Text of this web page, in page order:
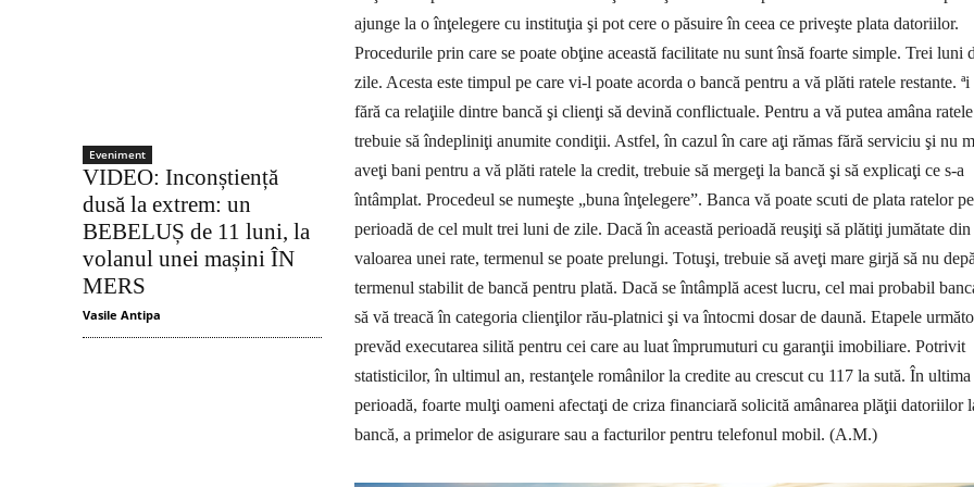
Eveniment
VIDEO: Inconștiență
dusă la extrem: un
BEBELUȘ de 11 luni, la
volanul unei mașini ÎN
MERS
Vasile Antipa
ajunge la o înţelegere cu instituţia şi pot cere o păsuire în ceea ce priveşte plata datoriilor.
Procedurile prin care se poate obţine această facilitate nu sunt însă foarte simple. Trei luni
zile. Acesta este timpul pe care vi-l poate acorda o bancă pentru a vă plăti ratele restante. ªi
fără ca relaţiile dintre bancă şi clienţi să devină conflictuale. Pentru a vă putea amâna ratele
trebuie să îndepliniţi anumite condiţii. Astfel, în cazul în care aţi rămas fără serviciu şi nu
aveţi bani pentru a vă plăti ratele la credit, trebuie să mergeţi la bancă şi să explicaţi ce s-a
întâmplat. Procedeul se numeşte „buna înţelegere”. Banca vă poate scuti de plata ratelor
perioadă de cel mult trei luni de zile. Dacă în această perioadă reuşiţi să plătiţi jumătate din
valoarea unei rate, termenul se poate prelungi. Totuşi, trebuie să aveţi mare girjă să nu
termenul stabilit de bancă pentru plată. Dacă se întâmplă acest lucru, cel mai probabil
să vă treacă în categoria clienţilor rău-platnici şi va întocmi dosar de daună. Etapele
prevăd executarea silită pentru cei care au luat împrumuturi cu garanţii imobiliare. Potrivit
statisticilor, în ultimul an, restanţele românilor la credite au crescut cu 117 la sută. În ultima
perioadă, foarte mulţi oameni afectaţi de criza financiară solicită amânarea plăţii datoriilor
bancă, a primelor de asigurare sau a facturilor pentru telefonul mobil. (A.M.)